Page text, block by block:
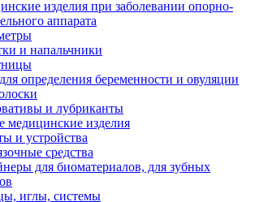
изделия при заболевании опорно-
аппарата
и напальчники
определения беременности и овуляции
и лубриканты
медицинские изделия
и устройства
средства
для биоматериалов, для зубных
иглы, системы